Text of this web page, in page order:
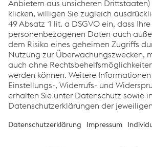
Nina Pan­hol­zer
Kom­mu­ni­ka­ti­on